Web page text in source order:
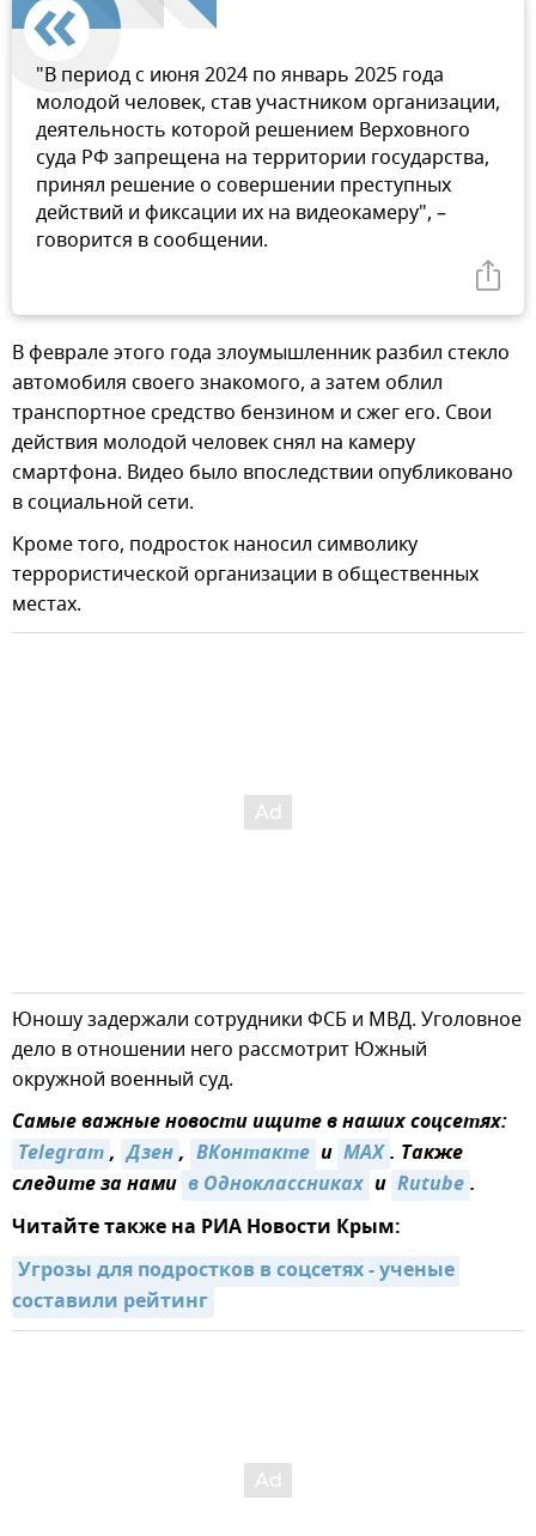
"В период с июня 2024 по январь 2025 года
молодой человек, став участником организации,
деятельность которой решением Верховного
суда РФ запрещена на территории государства,
принял решение о совершении преступных
действий и фиксации их на видеокамеру", –
говорится в сообщении.
В феврале этого года злоумышленник разбил стекло
автомобиля своего знакомого, а затем облил
транспортное средство бензином и сжег его. Свои
действия молодой человек снял на камеру
смартфона. Видео было впоследствии опубликовано
в социальной сети.
Кроме того, подросток наносил символику
террористической организации в общественных
местах.
Юношу задержали сотрудники ФСБ и МВД. Уголовное
дело в отношении него рассмотрит Южный
окружной военный суд.
Самые важные новости ищите в наших соцсетях:
Telegram, Дзен, ВКонтакте и MAX. Также
следите за нами в Одноклассниках и Rutube.
Читайте также на РИА Новости Крым:
Угрозы для подростков в соцсетях - ученые
составили рейтинг